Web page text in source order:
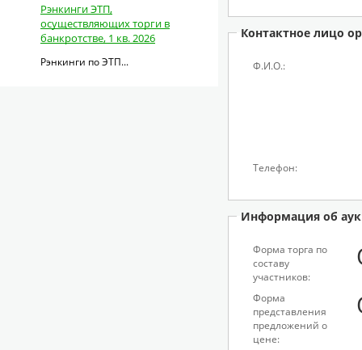
Рэнкинги ЭТП,
осуществляющих торги в
банкротстве, 1 кв. 2026
Рэнкинги по ЭТП...
Контактное лицо
Ф.И.О.:
Телефон:
Информация об
Форма торга по
составу
участников:
Форма
представления
предложений о
цене: